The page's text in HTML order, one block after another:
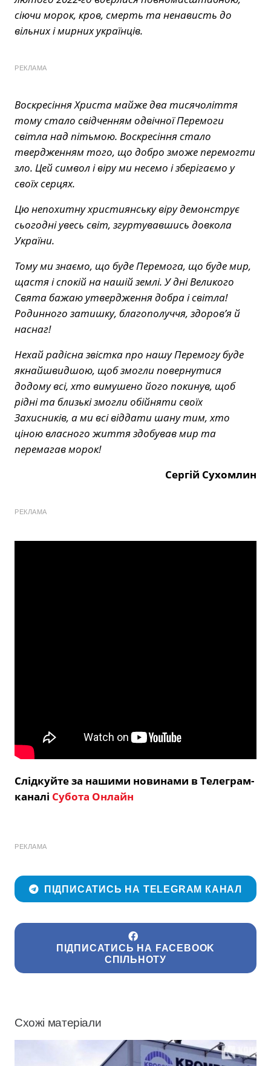
сіючи морок, кров, смерть та ненависть до
вільних і мирних українців.
РЕКЛАМА
Воскресіння Христа майже два тисячоліття
тому стало свідченням одвічної Перемоги
світла над пітьмою. Воскресіння стало
твердженням того, що добро зможе перемогти
зло. Цей символ і віру ми несемо і зберігаємо у
своїх серцях.
Цю непохитну християнську віру демонструє
сьогодні увесь світ, згуртувавшись довкола
України.
Тому ми знаємо, що буде Перемога, що буде мир,
щастя і спокій на нашій землі. У дні Великого
Свята бажаю утвердження добра і світла!
Родинного затишку, благополуччя, здоров’я й
наснаг!
Нехай радісна звістка про нашу Перемогу буде
якнайшвидшою, щоб змогли повернутися
додому всі, хто вимушено його покинув, щоб
рідні та близькі змогли обійняти своїх
Захисників, а ми всі віддати шану тим, хто
ціною власного життя здобував мир та
перемагав морок!
Сергій Сухомлин
РЕКЛАМА
Слідкуйте за нашими новинами в Телеграм-
каналі Субота Онлайн
РЕКЛАМА
ПІДПИСАТИСЬ НА TELEGRAM КАНАЛ
ПІДПИСАТИСЬ НА FACEBOOK
СПІЛЬНОТУ
Схожі матеріали